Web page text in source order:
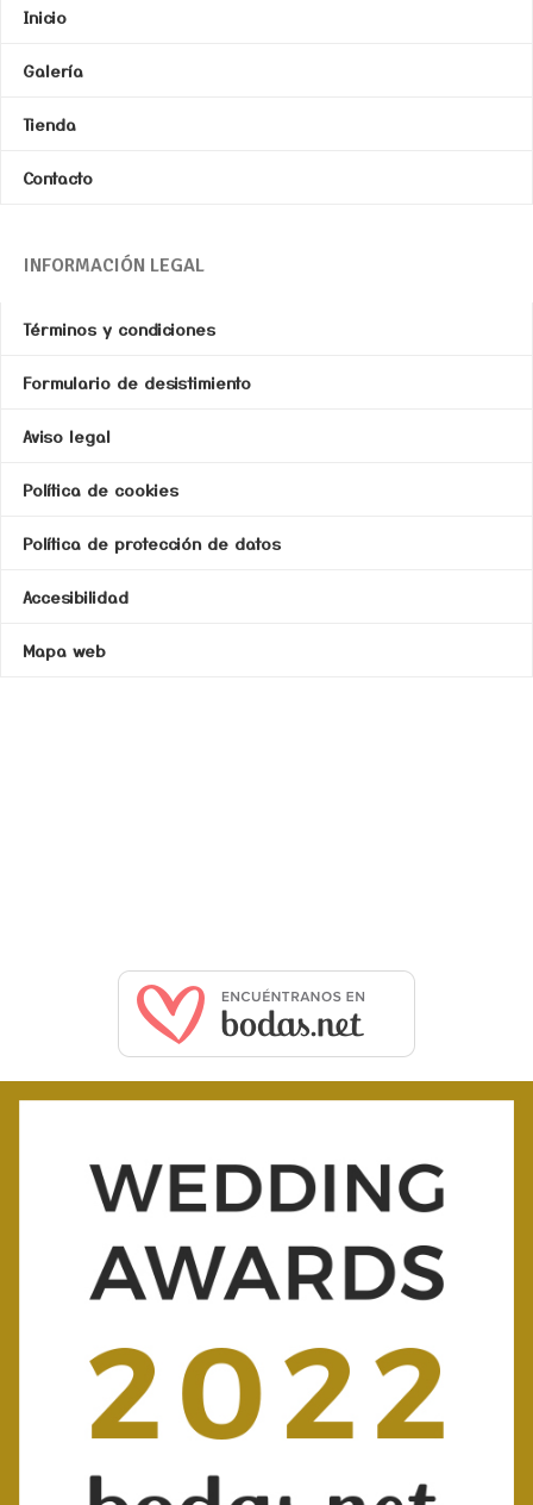
Inicio
Galería
Tienda
Contacto
INFORMACIÓN LEGAL
Términos y condiciones
Formulario de desistimiento
Aviso legal
Política de cookies
Política de protección de datos
Accesibilidad
Mapa web